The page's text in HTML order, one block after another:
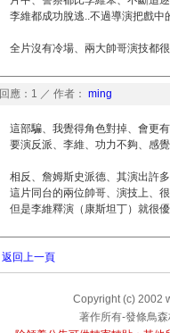
李維都成功脫逃..不過導演把戲
全片沒有冷場、兩大帥哥演技都
回應：1 ／ 作者： ming
這部騙、我覺得角色對掉、會更
要演反派、李維、功力不夠、感
相反、詹姆斯史派德、其演出許
這片同台的兩位帥哥、演技上、
但是李維釋演（康斯坦丁）就很
返回上一頁
Copyright (c) 2002
著作所有-發條鳥